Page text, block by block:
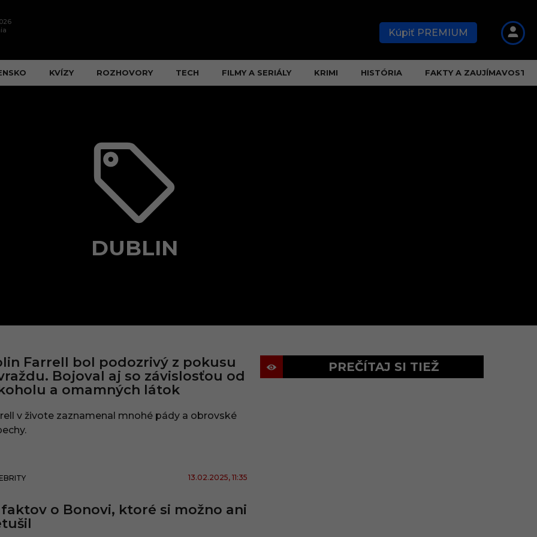
Kúpiť PREMIUM
KVÍZY ROZHOVORY TECH FILMY A SERIÁLY KRIMI HISTÓRIA FAKTY A ZAUJÍMAVOSTI
DUBLIN
Farrell bol podozrivý z pokusu
Bojoval aj so závislosťou od
a omamných látok
v živote zaznamenal mnohé pády a obrovské
13.02.2025, 11:35
faktov o Bonovi, ktoré si možno ani
PREČÍTAJ SI TIEŽ